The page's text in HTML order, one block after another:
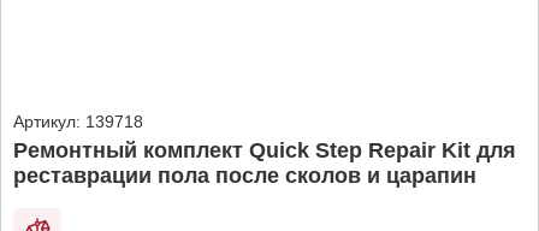
Артикул: 139718
Ремонтный комплект Quick Step Repair Kit для
реставрации пола после сколов и царапин